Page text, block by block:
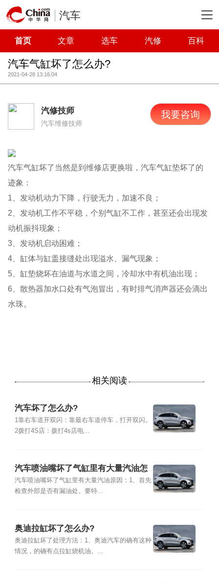
汽车
首页 文章 选车 汽修 百科
汽车气缸坏了怎么办?
2021-04-28 13:16:04
汽修技师
汽车维修技师
我要咨询
汽车气缸坏了当然是到维修店更换啦，汽车气缸垫坏了的
迹象：
1、发动机动力下降，行驶无力，加速不良；
2、发动机工作不平稳，个别气缸不工作，甚至还会出现发
动机振抖现象；
3、发动机启动困难；
4、缸体与缸盖接缝处出现溢水、漏气现象；
5、缸垫烧坏在油道与水道之间，冷却水中有机油出现；
6、散热器加水口处有气泡冒出，有时排气消声器还会滴出
水珠。
相关阅读
汽车坏了怎么办?
1靠右车道开双闪：靠最右车道停车，打开双闪。
2拨打4S店：拨打4s店电...
汽车喷油嘴坏了气缸里有大量汽油怎
么办?
汽车喷油嘴坏了气缸里有大量汽油原因：1、首先
检查外部是否有漏油处。要特...
奥迪拉缸坏了怎么办?
奥迪拉缸坏了处理方法：1、奥迪汽车的确有这种
情况，的确有点拉缸烧机油。...